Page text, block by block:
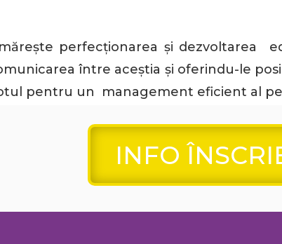
perfecționarea și dezvoltarea
între aceștia și oferindu-le
pentru un management eficient al
INFO